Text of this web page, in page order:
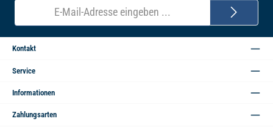
E-
Mail-
Adresse*
Kontakt
Service
Informationen
Zahlungsarten